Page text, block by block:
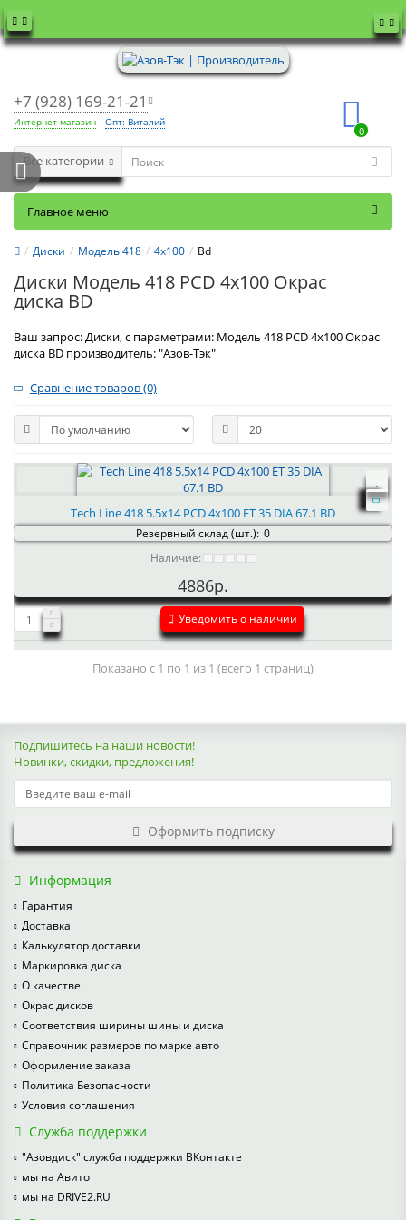
+7 (928) 169-21-21
Интернет магазин Опт: Виталий
0
Все категории
Главное меню
Диски Модель 418 4x100 Bd
Диски Модель 418 PCD 4x100 Окрас
диска BD
Ваш запрос: Диски, с параметрами: Модель 418 PCD 4x100 Окрас
диска BD производитель: "Азов-Тэк"
Сравнение товаров (0)
Tech Line 418 5.5x14 PCD 4x100 ET 35 DIA 67.1 BD
Резервный склад (шт.): 0
Наличие:
4886р.
Уведомить о наличии
Показано с 1 по 1 из 1 (всего 1 страниц)
Подпишитесь на наши новости!
Новинки, скидки, предложения!
Оформить подписку
Информация
Гарантия
Доставка
Калькулятор доставки
Маркировка диска
О качестве
Окрас дисков
Соответствия ширины шины и диска
Справочник размеров по марке авто
Оформление заказа
Политика Безопасности
Условия соглашения
Служба поддержки
"Азовдиск" служба поддержки ВКонтакте
мы на Авито
мы на DRIVE2.RU